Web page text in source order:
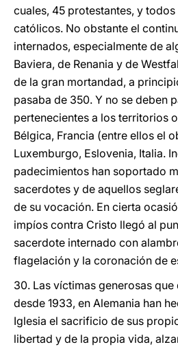
cuales, 45 protestantes, y
católicos. No obstante el
internados, especialmente de
Baviera, de Renania y de
de la gran mortandad, a
pasaba de 350. Y no se deben
pertenecientes a los territorios
Bélgica, Francia (entre ellos el
Luxemburgo, Eslovenia, Italia.
padecimientos han soportado
sacerdotes y de aquellos
de su vocación. En cierta
impíos contra Cristo llegó al
sacerdote internado con
flagelación y la coronación de
30. Las víctimas generosas
desde 1933, en Alemania han
Iglesia el sacrificio de sus
libertad y de la propia vida,